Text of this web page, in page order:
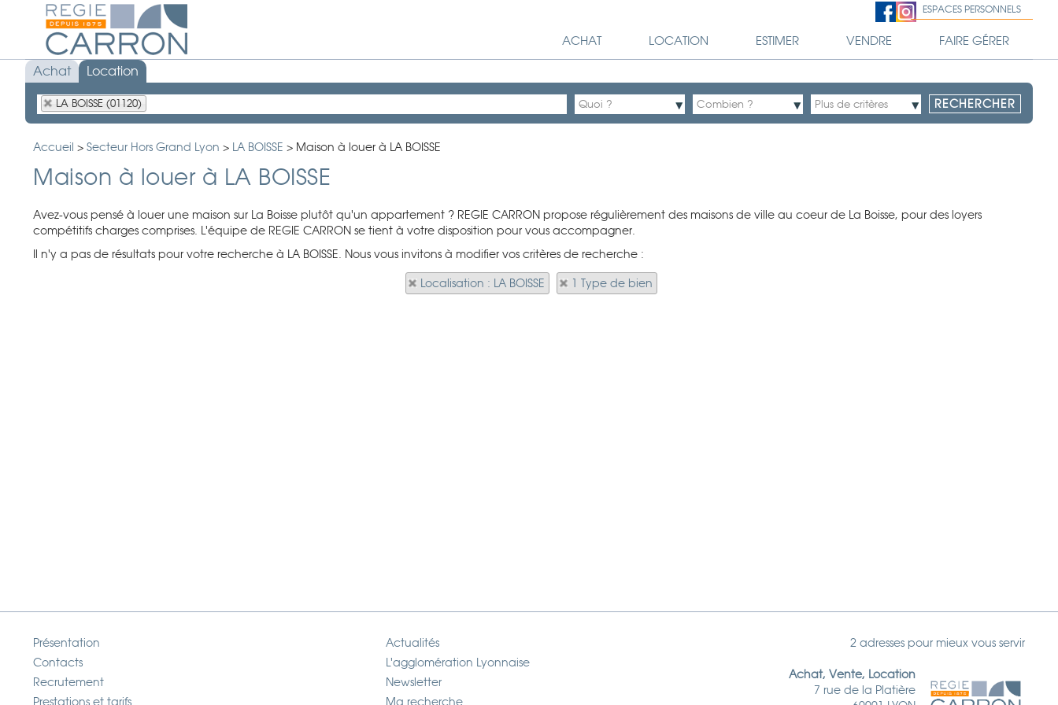
ESPACES PERSONNELS
ACHAT LOCATION ESTIMER VENDRE FAIRE GÉRER
Achat Location
LA BOISSE (01120)
Accueil > Secteur Hors Grand Lyon > LA BOISSE > Maison à louer à LA BOISSE
Maison à louer à LA BOISSE
Avez-vous pensé à louer une maison sur La Boisse plutôt qu'un appartement ? REGIE CARRON propose régulièrement des maisons de ville au coeur de La Boisse, pour des loyers
compétitifs charges comprises. L'équipe de REGIE CARRON se tient à votre disposition pour vous accompagner.
Il n'y a pas de résultats pour votre recherche à LA BOISSE. Nous vous invitons à modifier vos critères de recherche :
Localisation : LA BOISSE 1 Type de bien
Présentation
Contacts
Recrutement
Prestations et tarifs
Actualités
L'agglomération Lyonnaise
Newsletter
Ma recherche
2 adresses pour mieux vous servir
Achat, Vente, Location
7 rue de la Platière